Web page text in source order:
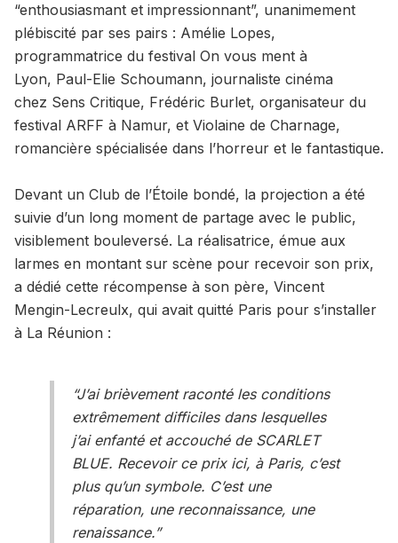
“enthousiasmant et impressionnant”, unanimement
plébiscité par ses pairs : Amélie Lopes,
programmatrice du festival On vous ment à
Lyon, Paul-Elie Schoumann, journaliste cinéma
chez Sens Critique, Frédéric Burlet, organisateur du
festival ARFF à Namur, et Violaine de Charnage,
romancière spécialisée dans l’horreur et le fantastique.
Devant un Club de l’Étoile bondé, la projection a été
suivie d’un long moment de partage avec le public,
visiblement bouleversé. La réalisatrice, émue aux
larmes en montant sur scène pour recevoir son prix,
a dédié cette récompense à son père, Vincent
Mengin-Lecreulx, qui avait quitté Paris pour s’installer
à La Réunion :
“J’ai brièvement raconté les conditions
extrêmement difficiles dans lesquelles
j’ai enfanté et accouché de SCARLET
BLUE. Recevoir ce prix ici, à Paris, c’est
plus qu’un symbole. C’est une
réparation, une reconnaissance, une
renaissance.”